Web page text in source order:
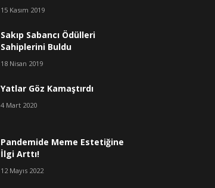
15 Kasım 2019
Sakıp Sabancı Ödülleri
Sahiplerini Buldu
18 Nisan 2019
Yatlar Göz Kamaştırdı
4 Mart 2020
Pandemide Meme Estetiğine
İlgi Arttı!
12 Mayıs 2022